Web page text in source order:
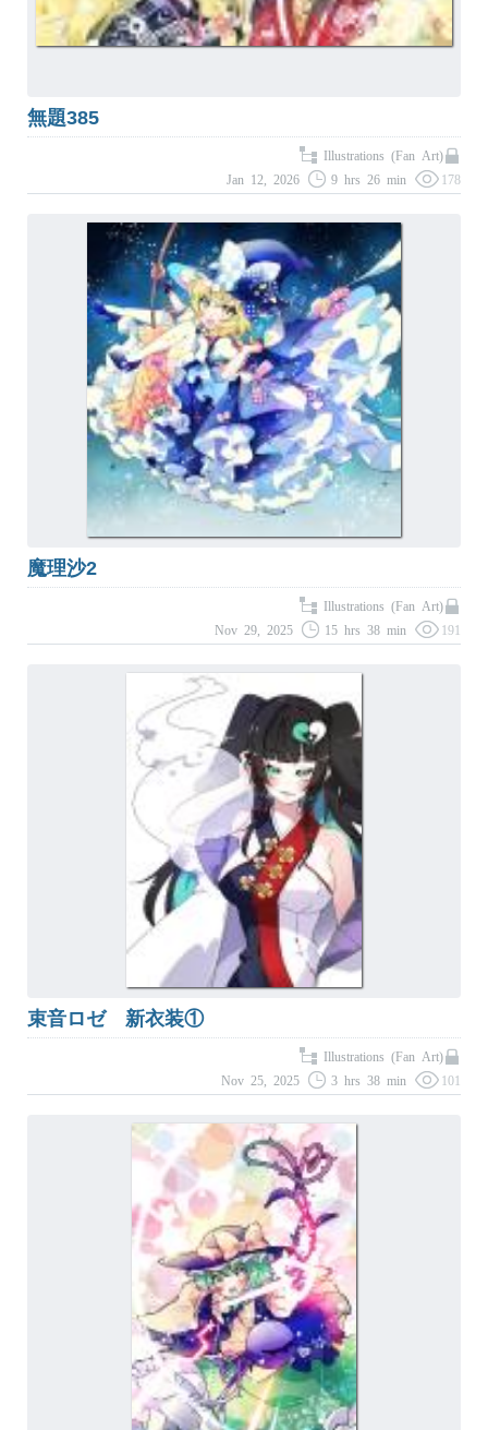
無題385
Illustrations (Fan Art)
Jan 12, 2026
9 hrs 26 min 178
魔理沙2
Illustrations (Fan Art)
Nov 29, 2025
15 hrs 38 min 191
束音ロゼ 新衣装①
Illustrations (Fan Art)
Nov 25, 2025
3 hrs 38 min 101